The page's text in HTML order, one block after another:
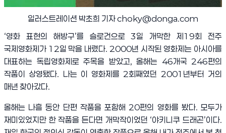
일러스트레이션 박초희 기자 choky@donga.com
‘영화 표현의 해방구’를 슬로건으로 3일 개막한 제19회 전주
국제영화제가 12일 막을 내렸다. 2000년 시작된 영화제는 아시아를
대표하는 독립영화제로 주목을 받았고, 올해는 46개국 246편의
작품이 상영됐다. 나는 이 영화제를 2회째였던 2001년부터 거의
매년 찾아갔다.
올해는 나흘 동안 단편 작품을 포함해 20편의 영화를 봤다. 모두가
재미있었지만 한 작품을 든다면 개막작이었던 ‘야키니쿠 드래곤’이다.